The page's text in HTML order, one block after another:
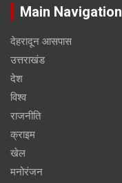
Main Navigation
देहरादून आसपास
उत्तराखंड
देश
विश्व
राजनीति
क्राइम
खेल
मनोरंजन